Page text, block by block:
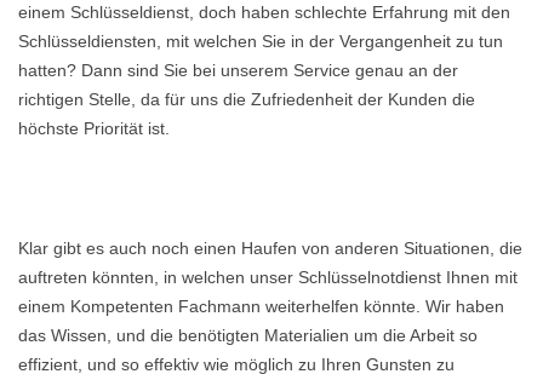
einem Schlüsseldienst, doch haben schlechte Erfahrung mit den
Schlüsseldiensten, mit welchen Sie in der Vergangenheit zu tun
hatten? Dann sind Sie bei unserem Service genau an der
richtigen Stelle, da für uns die Zufriedenheit der Kunden die
höchste Priorität ist.
Klar gibt es auch noch einen Haufen von anderen Situationen, die
auftreten könnten, in welchen unser Schlüsselnotdienst Ihnen mit
einem Kompetenten Fachmann weiterhelfen könnte. Wir haben
das Wissen, und die benötigten Materialien um die Arbeit so
effizient, und so effektiv wie möglich zu Ihren Gunsten zu